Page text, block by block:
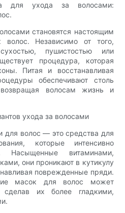
для ухода за волосами:
становятся настоящим
волос. Независимо от того,
пушистостью или
процедура, которая
Питая и восстанавливая
обеспечивают столь
волосам жизнь и
ухода за волосами
для волос — это средства для
которые интенсивно
витаминами,
они проникают в кутикулу
поврежденные пряди.
масок для волос может
их более гладкими,